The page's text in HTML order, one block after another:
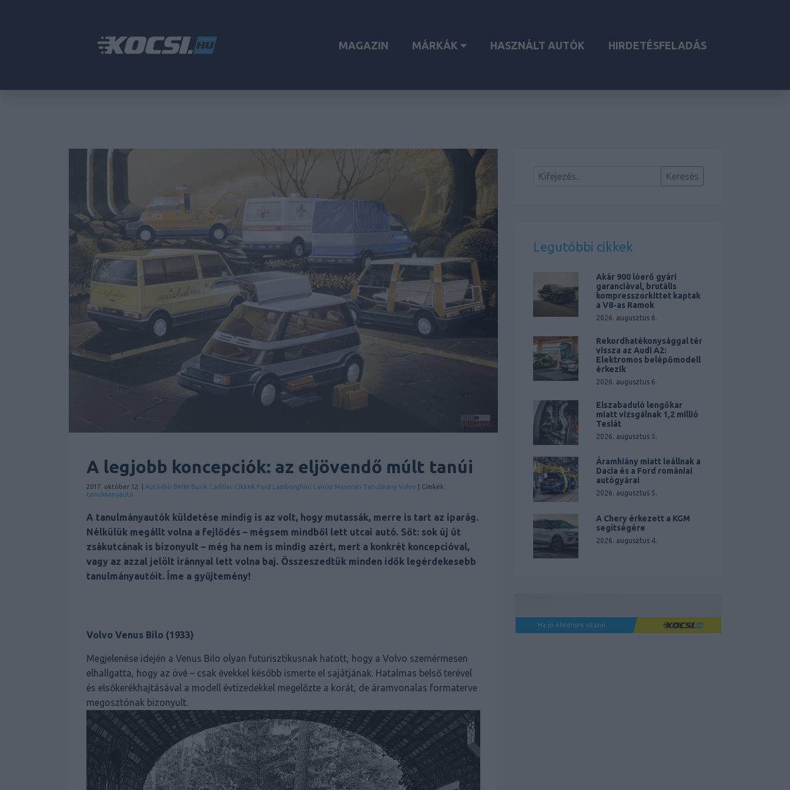
MAGAZIN MÁRKÁK HASZNÁLT AUTÓK HIRDETÉSFELADÁS
A legjobb koncepciók: az eljövendő múlt tanúi
2017. október 12. | Autóshír BMW Buick Cadillac Cikkek Ford Lamborghini Lancia Maserati Tanulmány Volvo | Címkék:
tanulmányautó
A tanulmányautók küldetése mindig is az volt, hogy mutassák, merre is tart az iparág.
Nélkülük megállt volna a fejlődés – mégsem mindből lett utcai autó. Sőt: sok új út
zsákutcának is bizonyult – még ha nem is mindig azért, mert a konkrét koncepcióval,
vagy az azzal jelölt iránnyal lett volna baj. Összeszedtük minden idők legérdekesebb
tanulmányautóit. Íme a gyűjtemény!
Volvo Venus Bilo (1933)
Megjelenése idején a Venus Bilo olyan futurisztikusnak hatott, hogy a Volvo szemérmesen
elhallgatta, hogy az övé – csak évekkel később ismerte el sajátjának. Hatalmas belső terével
és elsőkerékhajtásával a modell évtizedekkel megelőzte a korát, de áramvonalas formaterve
megosztónak bizonyult.
Legutóbbi cikkek
Akár 900 lóerő gyári
garanciával, brutális
kompresszorkittet kaptak
a V8-as Ramok
2026. augusztus 6.
Rekordhatékonysággal tér
vissza az Audi A2:
Elektromos belépőmodell
érkezik
2026. augusztus 6.
Elszabaduló lengőkar
miatt vizsgálnak 1,2 millió
Teslát
2026. augusztus 5.
Áramhiány miatt leállnak a
Dacia és a Ford romániai
autógyárai
2026. augusztus 5.
A Chery érkezett a KGM
segítségére
2026. augusztus 4.
Ha jó élményre utazol